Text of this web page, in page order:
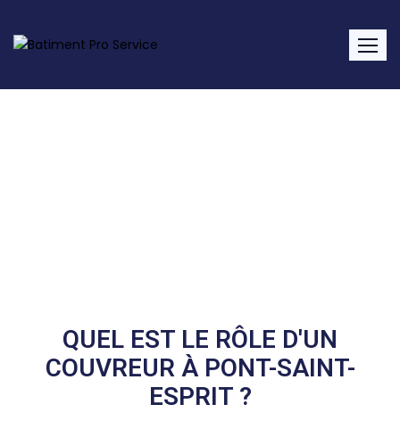
QUEL EST LE RÔLE D'UN
COUVREUR À PONT-SAINT-
ESPRIT ?